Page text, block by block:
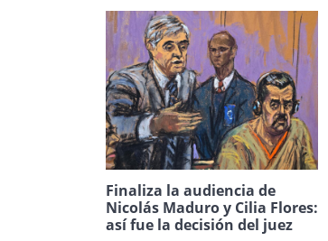
Finaliza la audiencia de
Nicolás Maduro y Cilia Flores:
así fue la decisión del juez